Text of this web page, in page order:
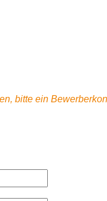
bitte ein